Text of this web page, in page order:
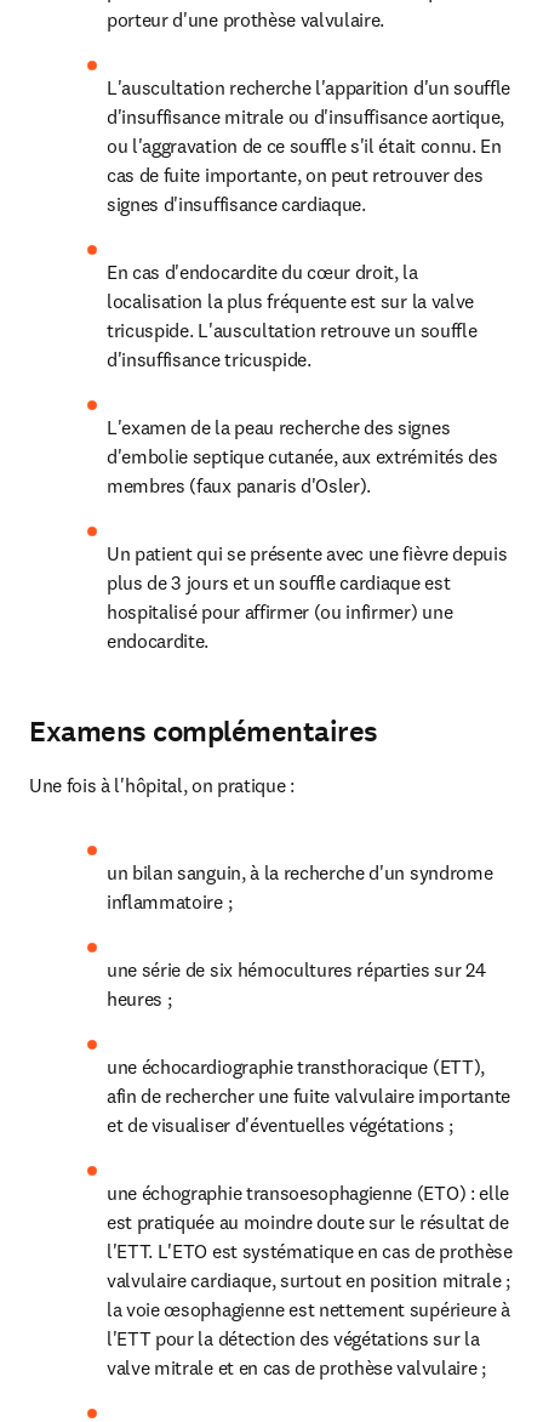
porteur d'une prothèse valvulaire.
L'auscultation recherche l'apparition d'un souffle
d'insuffisance mitrale ou d'insuffisance aortique,
ou l'aggravation de ce souffle s'il était connu. En
cas de fuite importante, on peut retrouver des
signes d'insuffisance cardiaque.
En cas d'endocardite du cœur droit, la
localisation la plus fréquente est sur la valve
tricuspide. L'auscultation retrouve un souffle
d'insuffisance tricuspide.
L'examen de la peau recherche des signes
d'embolie septique cutanée, aux extrémités des
membres (faux panaris d'Osler).
Un patient qui se présente avec une fièvre depuis
plus de 3 jours et un souffle cardiaque est
hospitalisé pour affirmer (ou infirmer) une
endocardite.
Examens complémentaires
Une fois à l'hôpital, on pratique :
un bilan sanguin, à la recherche d'un syndrome
inflammatoire ;
une série de six hémocultures réparties sur 24
heures ;
une échocardiographie transthoracique (ETT),
afin de rechercher une fuite valvulaire importante
et de visualiser d'éventuelles végétations ;
une échographie transoesophagienne (ETO) : elle
est pratiquée au moindre doute sur le résultat de
l'ETT. L'ETO est systématique en cas de prothèse
valvulaire cardiaque, surtout en position mitrale ;
la voie œsophagienne est nettement supérieure à
l'ETT pour la détection des végétations sur la
valve mitrale et en cas de prothèse valvulaire ;